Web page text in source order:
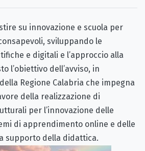
su innovazione e scuola per
sviluppando le
e digitali e l’approccio alla
l’obiettivo dell’avviso, in
Regione Calabria che impegna
della realizzazione di
per l’innovazione delle
di apprendimento online e delle
supporto della didattica.